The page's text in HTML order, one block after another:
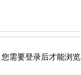
需要登录后才能浏览